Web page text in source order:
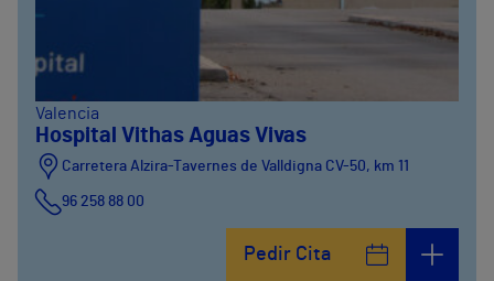
Valencia
Hospital Vithas Aguas Vivas
Carretera Alzira-Tavernes de Valldigna CV-50, km 11
96 258 88 00
Pedir Cita